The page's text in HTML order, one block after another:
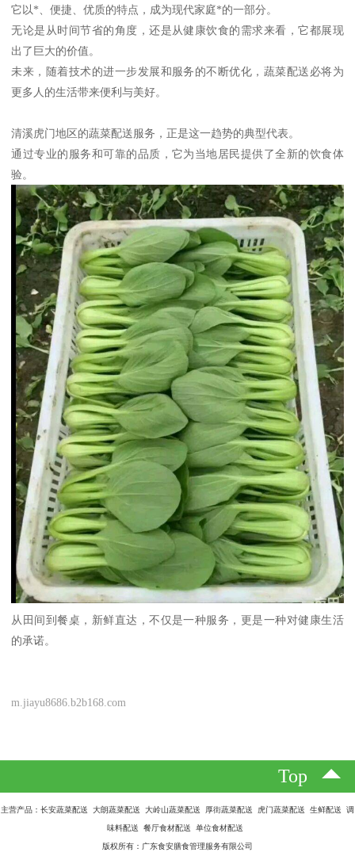
它以*、便捷、优质的特点，成为现代家庭*的一部分。
无论是从时间节省的角度，还是从健康饮食的需求来看，它都展现
出了巨大的价值。
未来，随着技术的进一步发展和服务的不断优化，蔬菜配送必将为
更多人的生活带来便利与美好。
清溪虎门地区的蔬菜配送服务，正是这一趋势的典型代表。
通过专业的服务和可靠的品质，它为当地居民提供了全新的饮食体
验。
从田间到餐桌，新鲜直达，不仅是一种服务，更是一种对健康生活
的承诺。
m.jiayu8686.b2b168.com
Top
主营产品：长安蔬菜配送 大朗蔬菜配送 大岭山蔬菜配送 厚街蔬菜配送 虎门蔬菜配送 生鲜配送 调
味料配送 餐厅食材配送 单位食材配送
版权所有：广东食安膳食管理服务有限公司